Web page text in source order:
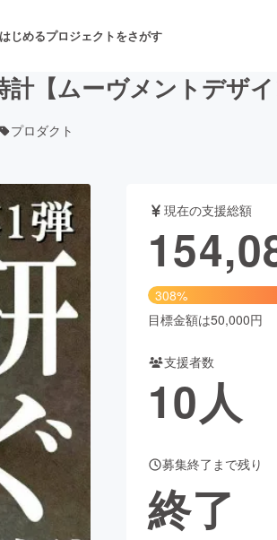
じめるプロジェクトをさがす
舞台・パフォーマンス
フード・飲食店
アニメ・漫画
ビューティー・ヘルスケア
CAMPFIRE Creation
machi-ya
【ムーヴメントデザイ
プロダクト
現在の支援総額
308%
目標金額は50,000円
支援者数
10人
募集終了まで残り
終了